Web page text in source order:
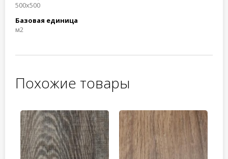
500x500
Базовая единица
м2
Похожие товары